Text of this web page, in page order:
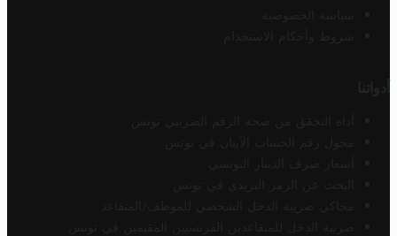
سياسة الخصوصية
شروط وأحكام الاستخدام
أدواتنا
أداة التحقق من صحة الرقم الضريبي تونس
محول رقم الحساب الآيبان في تونس
أسعار صرف الدينار التونسي
البحث عن الرمز البريدي في تونس
محاكي ضريبة الدخل الشخصي للموظف/المتقاعد
ضريبة الدخل للمتقاعدين الفرنسيين المقيمين في تونس